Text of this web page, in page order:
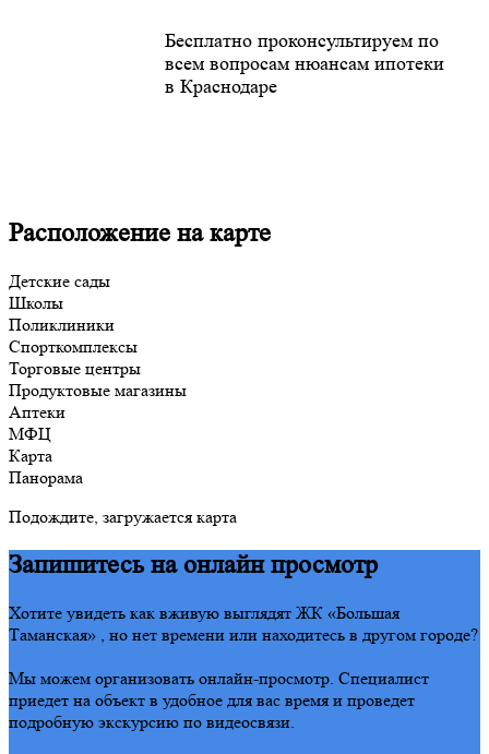
Бесплатно проконсультируем по
всем вопросам нюансам ипотеки
в Краснодаре
Расположение на карте
Детские сады
Школы
Поликлиники
Спорткомплексы
Торговые центры
Продуктовые магазины
Аптеки
МФЦ
Карта
Панорама
Подождите, загружается карта
Запишитесь на онлайн просмотр
Хотите увидеть как вживую выглядят ЖК «Большая
Таманская» , но нет времени или находитесь в другом городе?
Мы можем организовать онлайн-просмотр. Специалист
приедет на объект в удобное для вас время и проведет
подробную экскурсию по видеосвязи.